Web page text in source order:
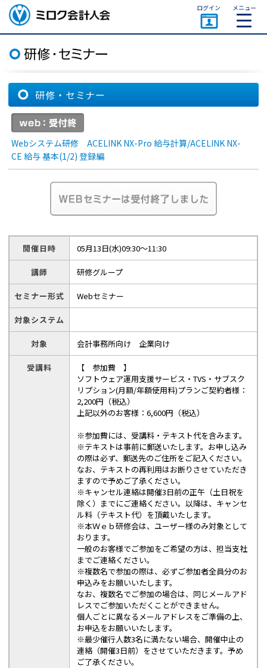
ミロク会計人会 MIROKU
ACCOUNTING PERSON
ASSOCIATION
ログイン メニュー
研修・セミナー
Webシステム研修 ACELINK NX-Pro 給与計算/ACELINK NX-
CE 給与 基本(1/2) 登録編
開催日時 05月13日(水)09:30～11:30
講師 研修グループ
セミナー形式 Webセミナー
対象システム
対象 会計事務所向け 企業向け
受講料
【 参加費 】
ソフトウェア運用支援サービス・TVS・サブスク
リプション(月額/年額使用料)プランご契約者様：
2,200円（税込）
上記以外のお客様：6,600円（税込）
※参加費には、受講料・テキスト代を含みます。
※テキストは事前に郵送いたします。お申し込み
の際は必ず、郵送先のご住所をご記入ください。
なお、テキストの再利用はお断りさせていただき
ますので予めご了承ください。
※キャンセル連絡は開催3日前の正午（土日祝を
除く）までにご連絡ください。以降は、キャンセ
ル料（テキスト代）を頂戴いたします。
※本Ｗｅｂ研修会は、ユーザー様のみ対象として
おります。
一般のお客様でご参加をご希望の方は、担当支社
までご連絡ください。
※複数名で参加の際は、必ずご参加者全員分のお
申込みをお願いいたします。
なお、複数名でご参加の場合は、同じメールアド
レスでご参加いただくことができません。
個人ごとに異なるメールアドレスをご準備の上、
お申込をお願いいたします。
※最少催行人数3名に満たない場合、開催中止の
連絡（開催3日前）をさせていただきます。予め
ご了承ください。